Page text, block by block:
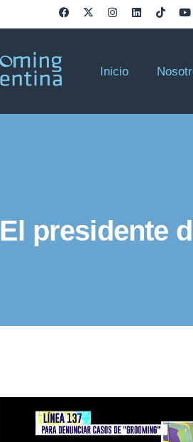
Inicio
El presidente